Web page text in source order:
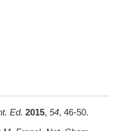
Ed. 2015, 54, 46-50.